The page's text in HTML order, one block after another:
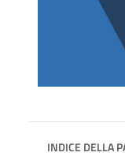
INDICE DELLA